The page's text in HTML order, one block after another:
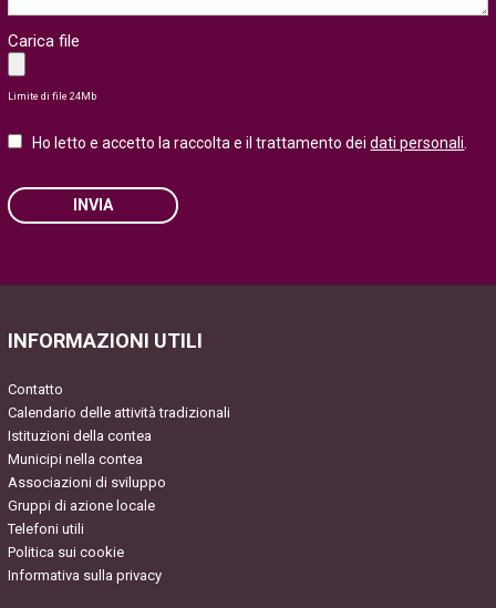
Carica file
Limite di file 24Mb
Ho letto e accetto la raccolta e il trattamento deidati personali.
INVIA
INFORMAZIONI UTILI
Contatto
Calendario delle attività tradizionali
Istituzioni della contea
Municipi nella contea
Associazioni di sviluppo
Gruppi di azione locale
Telefoni utili
Politica sui cookie
Informativa sulla privacy